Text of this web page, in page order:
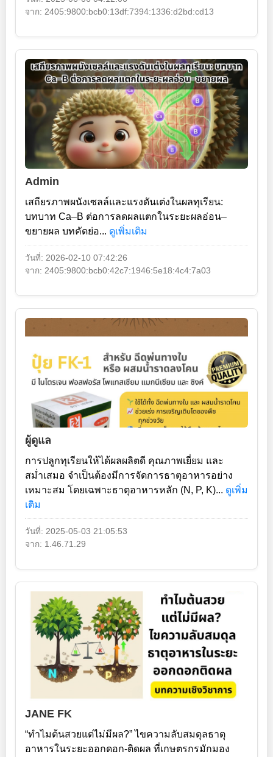
จาก: 2405:9800:bcb0:13df:7394:1336:d2bd:cd13
Admin
เสถียรภาพผนังเซลล์และแรงดันเต่งในผลทุเรียน:
บทบาท Ca–B ต่อการลดผลแตกในระยะผลอ่อน–
ขยายผล บทคัดย่อ... ดูเพิ่มเติม
วันที่: 2026-02-10 07:42:26
จาก: 2405:9800:bcb0:42c7:1946:5e18:4c4:7a03
ผู้ดูแล
การปลูกทุเรียนให้ได้ผลผลิตดี คุณภาพเยี่ยม และ
สม่ำเสมอ จำเป็นต้องมีการจัดการธาตุอาหารอย่าง
เหมาะสม โดยเฉพาะธาตุอาหารหลัก (N, P, K)... ดูเพิ่ม
เติม
วันที่: 2025-05-03 21:05:53
จาก: 1.46.71.29
JANE FK
“ทำไมต้นสวยแต่ไม่มีผล?” ไขความลับสมดุลธาตุ
อาหารในระยะออกดอก-ติดผล ที่เกษตรกรมักมอง